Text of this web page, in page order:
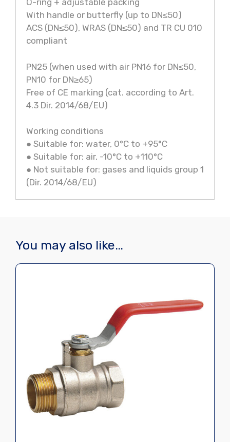
O-ring + adjustable packing
With handle or butterfly (up to DN≤50)
ACS (DN≤50), WRAS (DN≤50) and TR CU 010
compliant
PN25 (when used with air PN16 for DN≤50,
PN10 for DN≥65)
Free of CE marking (cat. according to Art.
4.3 Dir. 2014/68/EU)
Working conditions
● Suitable for: water, 0°C to +95°C
● Suitable for: air, -10°C to +110°C
● Not suitable for: gases and liquids group 1
(Dir. 2014/68/EU)
You may also like…